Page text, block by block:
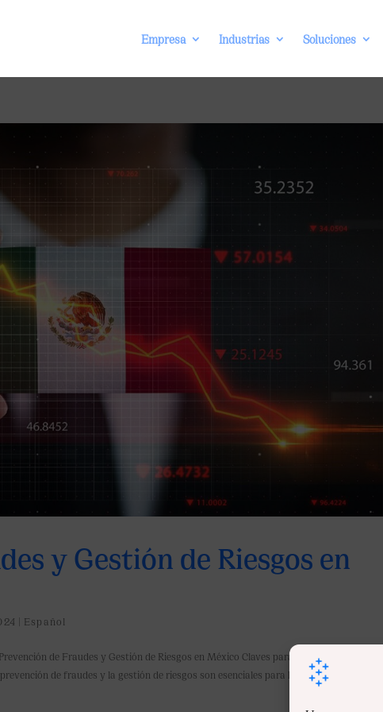
Empresa Industrias Soluciones
y Gestión de Riesgos en
| Español
de Fraudes y Gestión de Riesgos en México Claves para un sistema
de fraudes y la gestión de riesgos son esenciales para la estabilidad de...